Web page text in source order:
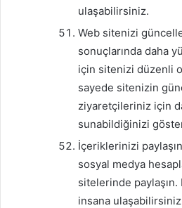
ulaşabilirsiniz.
Web sitenizi
sonuçlarında daha
için sitenizi düzenli
sayede sitenizin
ziyaretçileriniz için
sunabildiğinizi
İçeriklerinizi
sosyal medya
sitelerinde
insana